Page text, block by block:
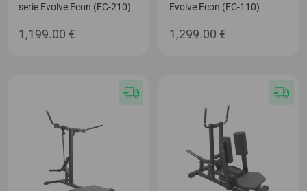
serie Evolve Econ (EC-210)
1,199.00 €
Evolve Econ (EC-110)
1,299.00 €